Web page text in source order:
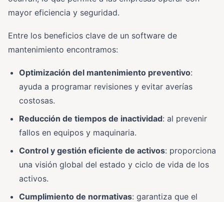
mayor eficiencia y seguridad.
Entre los beneficios clave de un software de
mantenimiento encontramos:
Optimización del mantenimiento preventivo:
ayuda a programar revisiones y evitar averías
costosas.
Reducción de tiempos de inactividad: al prevenir
fallos en equipos y maquinaria.
Control y gestión eficiente de activos: proporciona
una visión global del estado y ciclo de vida de los
activos.
Cumplimiento de normativas: garantiza que el